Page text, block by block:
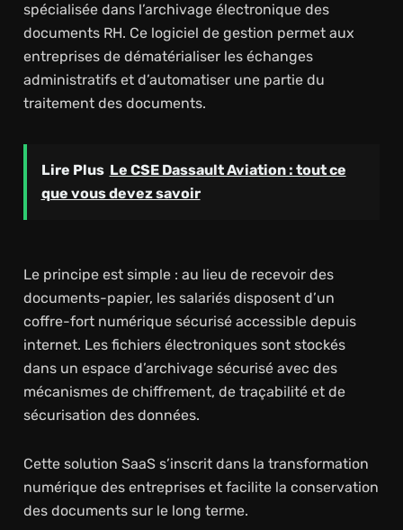
spécialisée dans l’archivage électronique des
documents RH. Ce logiciel de gestion permet aux
entreprises de dématérialiser les échanges
administratifs et d’automatiser une partie du
traitement des documents.
Lire Plus Le CSE Dassault Aviation : tout ce
que vous devez savoir
Le principe est simple : au lieu de recevoir des
documents-papier, les salariés disposent d’un
coffre-fort numérique sécurisé accessible depuis
internet. Les fichiers électroniques sont stockés
dans un espace d’archivage sécurisé avec des
mécanismes de chiffrement, de traçabilité et de
sécurisation des données.
Cette solution SaaS s’inscrit dans la transformation
numérique des entreprises et facilite la conservation
des documents sur le long terme.